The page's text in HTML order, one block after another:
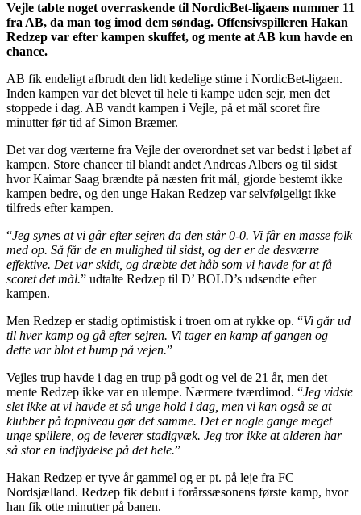
Vejle tabte noget overraskende til NordicBet-ligaens nummer 11
fra AB, da man tog imod dem søndag. Offensivspilleren Hakan
Redzep var efter kampen skuffet, og mente at AB kun havde en
chance.
AB fik endeligt afbrudt den lidt kedelige stime i NordicBet-ligaen.
Inden kampen var det blevet til hele ti kampe uden sejr, men det
stoppede i dag. AB vandt kampen i Vejle, på et mål scoret fire
minutter før tid af Simon Bræmer.
Det var dog værterne fra Vejle der overordnet set var bedst i løbet af
kampen. Store chancer til blandt andet Andreas Albers og til sidst
hvor Kaimar Saag brændte på næsten frit mål, gjorde bestemt ikke
kampen bedre, og den unge Hakan Redzep var selvfølgeligt ikke
tilfreds efter kampen.
“Jeg synes at vi går efter sejren da den står 0-0. Vi får en masse folk
med op. Så får de en mulighed til sidst, og der er de desværre
effektive. Det var skidt, og dræbte det håb som vi havde for at få
scoret det mål.” udtalte Redzep til D’ BOLD’s udsendte efter
kampen.
Men Redzep er stadig optimistisk i troen om at rykke op. “Vi går ud
til hver kamp og gå efter sejren. Vi tager en kamp af gangen og
dette var blot et bump på vejen.”
Vejles trup havde i dag en trup på godt og vel de 21 år, men det
mente Redzep ikke var en ulempe. Nærmere tværdimod. “Jeg vidste
slet ikke at vi havde et så unge hold i dag, men vi kan også se at
klubber på topniveau gør det samme. Det er nogle gange meget
unge spillere, og de leverer stadigvæk. Jeg tror ikke at alderen har
så stor en indflydelse på det hele.”
Hakan Redzep er tyve år gammel og er pt. på leje fra FC
Nordsjælland. Redzep fik debut i forårssæsonens første kamp, hvor
han fik otte minutter på banen.